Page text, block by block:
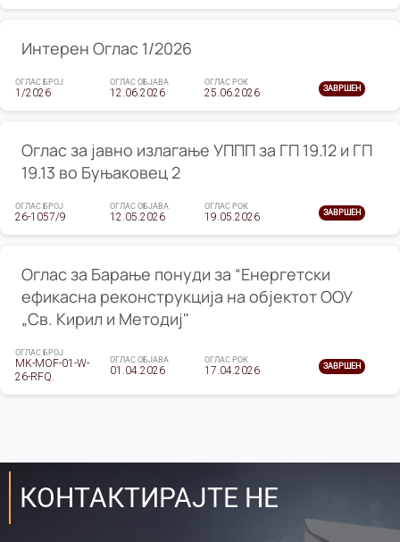
Интерен Оглас 1/2026
ОГЛАС БРОЈ
1/2026
ОГЛАС ОБЈАВА
12.06.2026
ОГЛАС РОК
25.06.2026 ЗАВРШЕН
Оглас за јавно излагање УППП за ГП 19.12 и ГП
19.13 во Буњаковец 2
ОГЛАС БРОЈ
26-1057/9
ОГЛАС ОБЈАВА
12.05.2026
ОГЛАС РОК
19.05.2026 ЗАВРШЕН
Оглас за Барање понуди за “Енергетски
ефикасна реконструкција на објектот ООУ
„Св. Кирил и Методиј"
ОГЛАС БРОЈ
MK-MOF-01-W-
26-RFQ.
ОГЛАС ОБЈАВА
01.04.2026
ОГЛАС РОК
17.04.2026 ЗАВРШЕН
КОНТАКТИРАЈТЕ НЕ